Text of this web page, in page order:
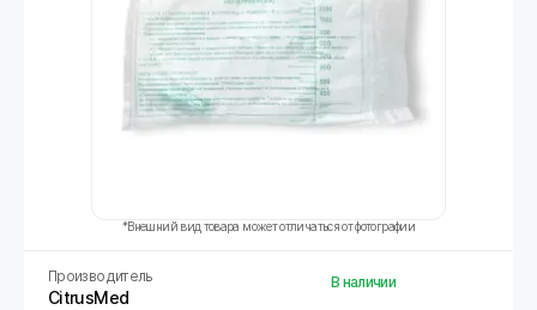
*Внешний вид товара может отличаться от фотографии
Производитель
CitrusMed
В наличии